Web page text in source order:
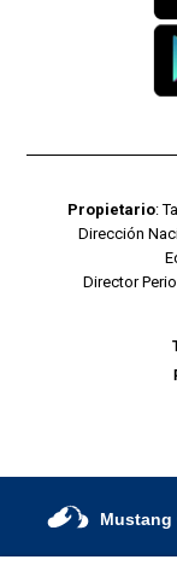
Propietario:
Dirección
Director
Mustang